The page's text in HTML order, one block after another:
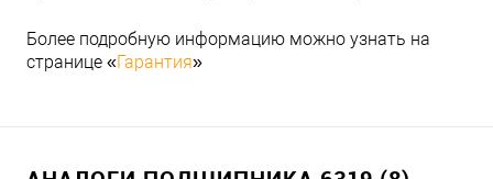
Более подробную информацию можно узнать на
странице «Гарантия»